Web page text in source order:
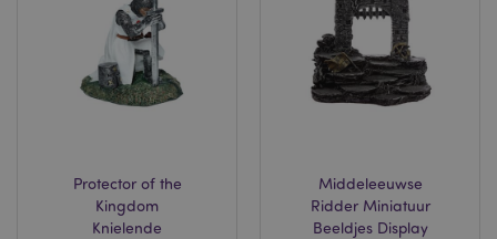
Protector of the
Kingdom
Knielende
Middeleeuwse
Ridder Miniatuur
Beeldjes Display